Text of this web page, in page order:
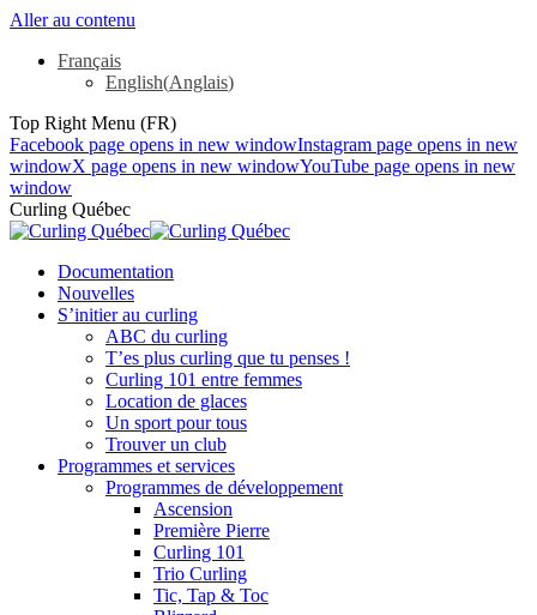
Aller au contenu
Français
English(Anglais)
Top Right Menu (FR)
Facebook page opens in new windowInstagram page opens in new
windowX page opens in new windowYouTube page opens in new
window
Curling Québec
Documentation
Nouvelles
S’initier au curling
ABC du curling
T’es plus curling que tu penses !
Curling 101 entre femmes
Location de glaces
Un sport pour tous
Trouver un club
Programmes et services
Programmes de développement
Ascension
Première Pierre
Curling 101
Trio Curling
Tic, Tap & Toc